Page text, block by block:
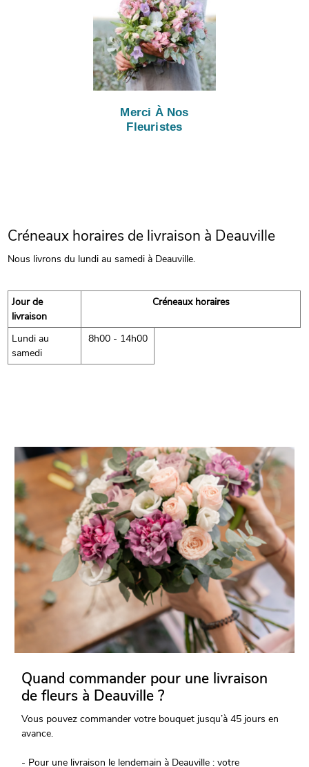
Merci À Nos
Fleuristes
Créneaux horaires de livraison à Deauville
Nous livrons du lundi au samedi à Deauville.
Jour de
livraison
Créneaux horaires
Lundi au
samedi
8h00 - 14h00
Quand commander pour une livraison
de fleurs à Deauville ?
Vous pouvez commander votre bouquet jusqu’à 45 jours en
avance.
- Pour une livraison le lendemain à Deauville : votre